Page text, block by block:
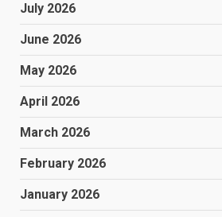
July 2026
June 2026
May 2026
April 2026
March 2026
February 2026
January 2026